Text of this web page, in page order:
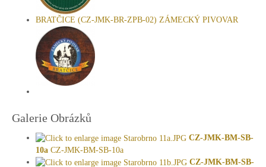
BRATČICE (CZ-JMK-BR-ZPB-02) ZÁMECKÝ PIVOVAR
Galerie Obrázků
CZ-JMK-BM-SB-
10a CZ-JMK-BM-SB-10a
CZ-JMK-BM-SB-